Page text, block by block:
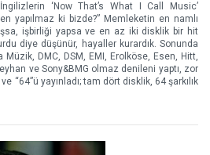
‘Now That’s What I Call Music’
yapılmaz ki bizde?” Memleketin en namlı
işbirliği yapsa ve en az iki disklik bir hit
diye düşünür, hayaller kurardık. Sonunda
Müzik, DMC, DSM, EMI, Erolköse, Esen, Hitt,
ve Sony&BMG olmaz denileni yaptı, zor
“64”ü yayınladı; tam dört disklik, 64 şarkılık